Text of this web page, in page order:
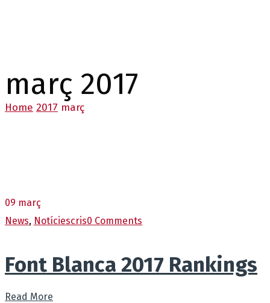
març 2017
Home 2017 març
09 març
News, Notíciescris0 Comments
Font Blanca 2017 Rankings
Read More